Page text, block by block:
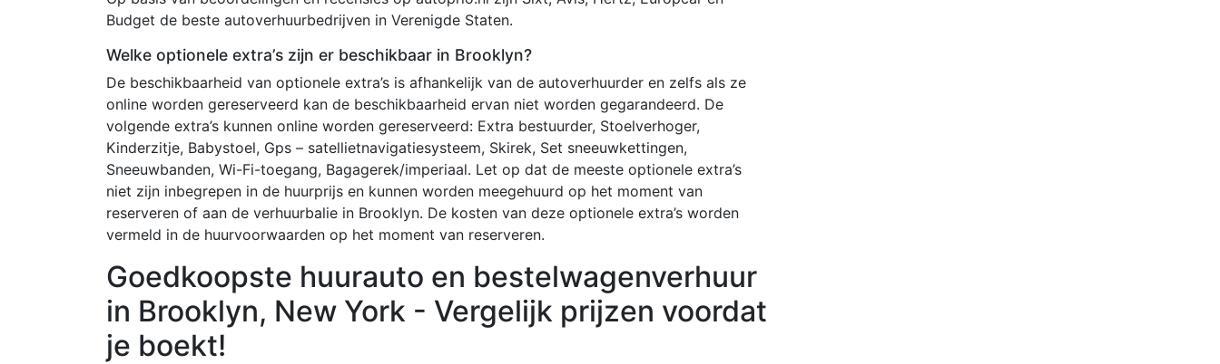
Budget de beste autoverhuurbedrijven in Verenigde Staten.
Welke optionele extra’s zijn er beschikbaar in Brooklyn?
De beschikbaarheid van optionele extra’s is afhankelijk van de autoverhuurder en zelfs als ze
online worden gereserveerd kan de beschikbaarheid ervan niet worden gegarandeerd. De
volgende extra’s kunnen online worden gereserveerd: Extra bestuurder, Stoelverhoger,
Kinderzitje, Babystoel, Gps – satellietnavigatiesysteem, Skirek, Set sneeuwkettingen,
Sneeuwbanden, Wi-Fi-toegang, Bagagerek/imperiaal. Let op dat de meeste optionele extra’s
niet zijn inbegrepen in de huurprijs en kunnen worden meegehuurd op het moment van
reserveren of aan de verhuurbalie in Brooklyn. De kosten van deze optionele extra’s worden
vermeld in de huurvoorwaarden op het moment van reserveren.
Goedkoopste huurauto en bestelwagenverhuur
in Brooklyn, New York - Vergelijk prijzen voordat
je boekt!